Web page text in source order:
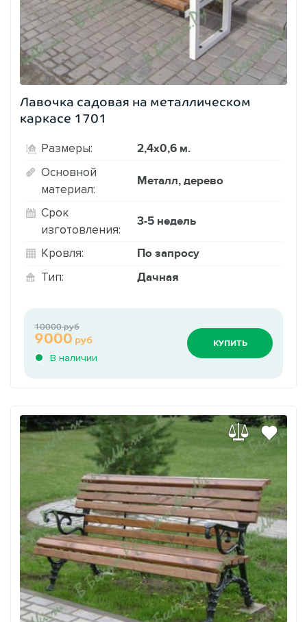
Лавочка садовая на металлическом
каркасе 1701
Размеры: 2,4х0,6 м.
Основной
материал:
Металл, дерево
Срок
изготовления:
3-5 недель
Кровля: По запросу
Тип: Дачная
В наличии
9000 руб
10000 руб
КУПИТЬ